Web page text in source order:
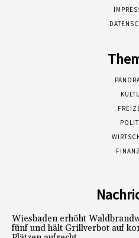
Wiesbaden erhöht
fünf und hält Grillverbot auf